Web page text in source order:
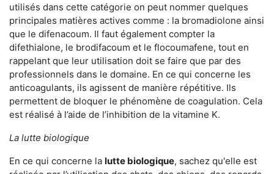
utilisés dans cette catégorie on peut nommer quelques
principales matières actives comme : la bromadiolone ainsi
que le difenacoum. Il faut également compter la
difethialone, le brodifacoum et le flocoumafene, tout en
rappelant que leur utilisation doit se faire que par des
professionnels dans le domaine. En ce qui concerne les
anticoagulants, ils agissent de manière répétitive. Ils
permettent de bloquer le phénomène de coagulation. Cela
est réalisé à l’aide de l’inhibition de la vitamine K.
La lutte biologique
En ce qui concerne la lutte biologique, sachez qu'elle est